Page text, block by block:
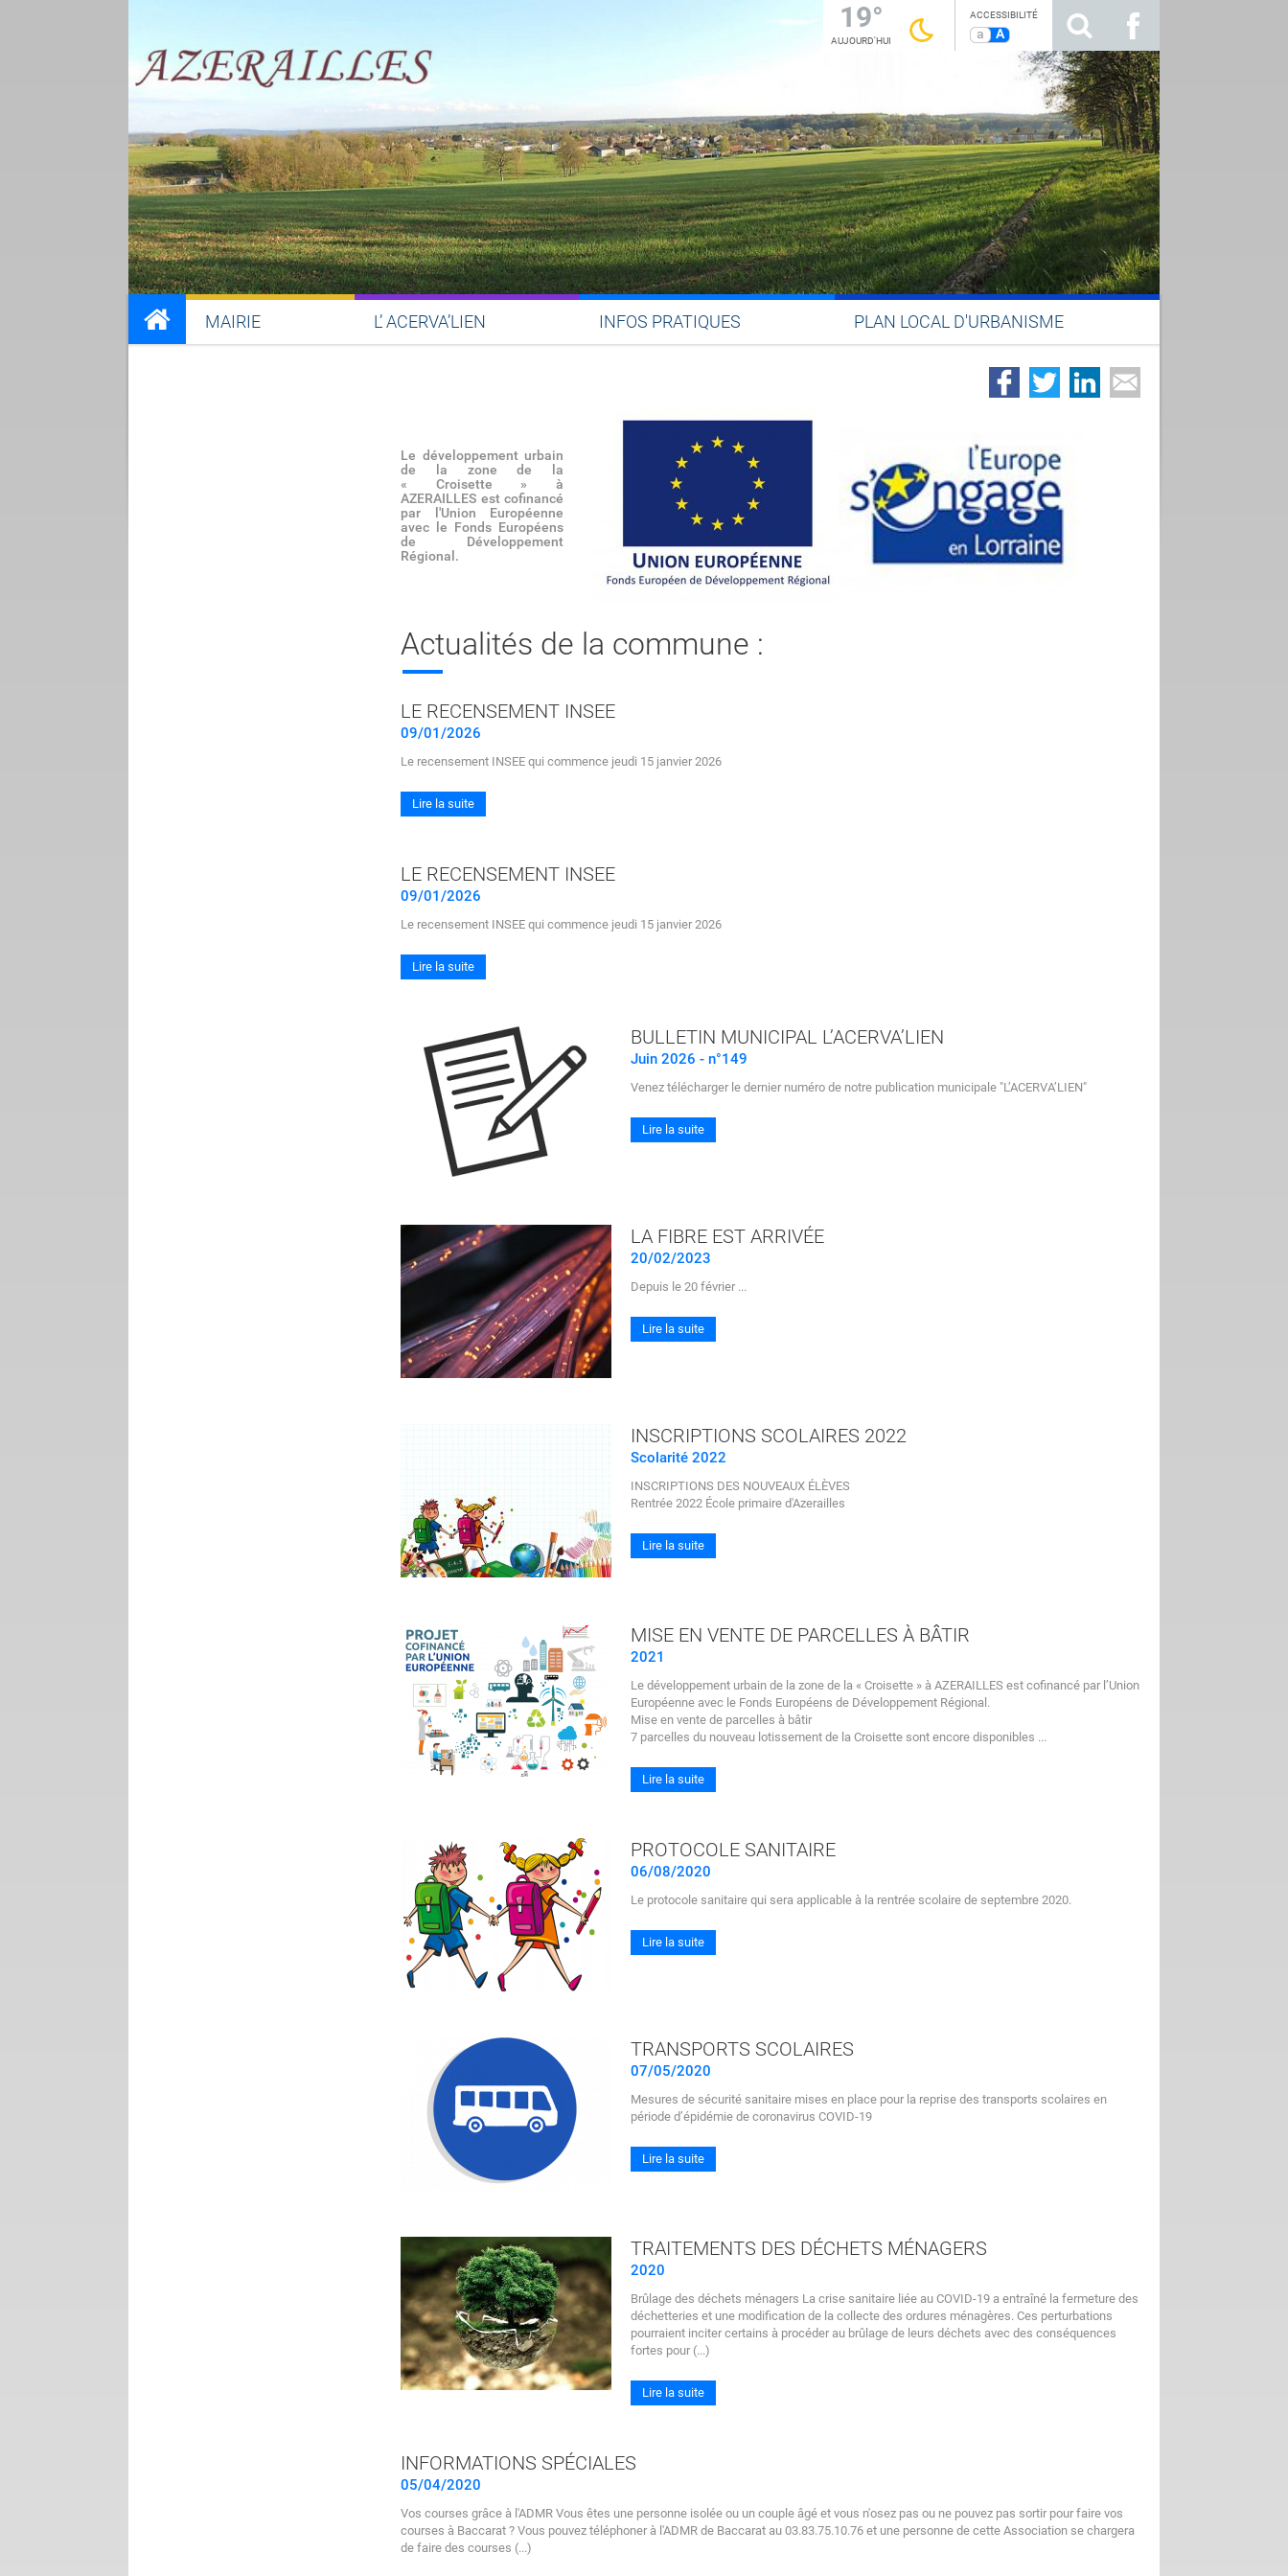
19°
AUJOURD'HUI
ACCESSIBILITÉ
a A
MAIRIE L’ ACERVA’LIEN INFOS PRATIQUES PLAN LOCAL D'URBANISME
Le développement urbain
de la zone de la
« Croisette » à
AZERAILLES est cofinancé
par l'Union Européenne
avec le Fonds Européens
de Développement
Régional.
Actualités de la commune :
LE RECENSEMENT INSEE
09/01/2026
Le recensement INSEE qui commence jeudi 15 janvier 2026
Lire la suite
LE RECENSEMENT INSEE
09/01/2026
Le recensement INSEE qui commence jeudi 15 janvier 2026
Lire la suite
BULLETIN MUNICIPAL L’ACERVA’LIEN
Juin 2026 - n°149
Venez télécharger le dernier numéro de notre publication municipale "L’ACERVA’LIEN"
Lire la suite
LA FIBRE EST ARRIVÉE
20/02/2023
Depuis le 20 février ...
Lire la suite
INSCRIPTIONS SCOLAIRES 2022
Scolarité 2022
INSCRIPTIONS DES NOUVEAUX ÉLÈVES
Rentrée 2022 École primaire d'Azerailles
Lire la suite
MISE EN VENTE DE PARCELLES À BÂTIR
2021
Le développement urbain de la zone de la « Croisette » à AZERAILLES est cofinancé par l’Union
Européenne avec le Fonds Européens de Développement Régional.
Mise en vente de parcelles à bâtir
7 parcelles du nouveau lotissement de la Croisette sont encore disponibles ...
Lire la suite
PROTOCOLE SANITAIRE
06/08/2020
Le protocole sanitaire qui sera applicable à la rentrée scolaire de septembre 2020.
Lire la suite
TRANSPORTS SCOLAIRES
07/05/2020
Mesures de sécurité sanitaire mises en place pour la reprise des transports scolaires en
période d’épidémie de coronavirus COVID-19
Lire la suite
TRAITEMENTS DES DÉCHETS MÉNAGERS
2020
Brûlage des déchets ménagers La crise sanitaire liée au COVID-19 a entraîné la fermeture des
déchetteries et une modification de la collecte des ordures ménagères. Ces perturbations
pourraient inciter certains à procéder au brûlage de leurs déchets avec des conséquences
fortes pour (...)
Lire la suite
INFORMATIONS SPÉCIALES
05/04/2020
Vos courses grâce à l'ADMR Vous êtes une personne isolée ou un couple âgé et vous n'osez pas ou ne pouvez pas sortir pour faire vos
courses à Baccarat ? Vous pouvez téléphoner à l'ADMR de Baccarat au 03.83.75.10.76 et une personne de cette Association se chargera
de faire des courses (...)